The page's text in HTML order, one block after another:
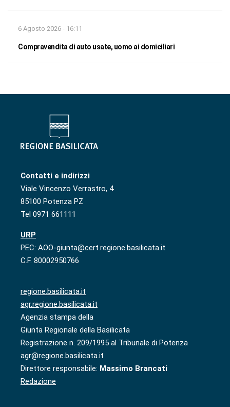
6 Agosto 2026 - 16:11
Compravendita di auto usate, uomo ai domiciliari
Contatti e indirizzi
Viale Vincenzo Verrastro, 4
85100 Potenza PZ
Tel 0971 661111
URP
PEC: AOO-giunta@cert.regione.basilicata.it
C.F. 80002950766
regione.basilicata.it
agr.regione.basilicata.it
Agenzia stampa della
Giunta Regionale della Basilicata
Registrazione n. 209/1995 al Tribunale di Potenza
agr@regione.basilicata.it
Direttore responsabile: Massimo Brancati
Redazione